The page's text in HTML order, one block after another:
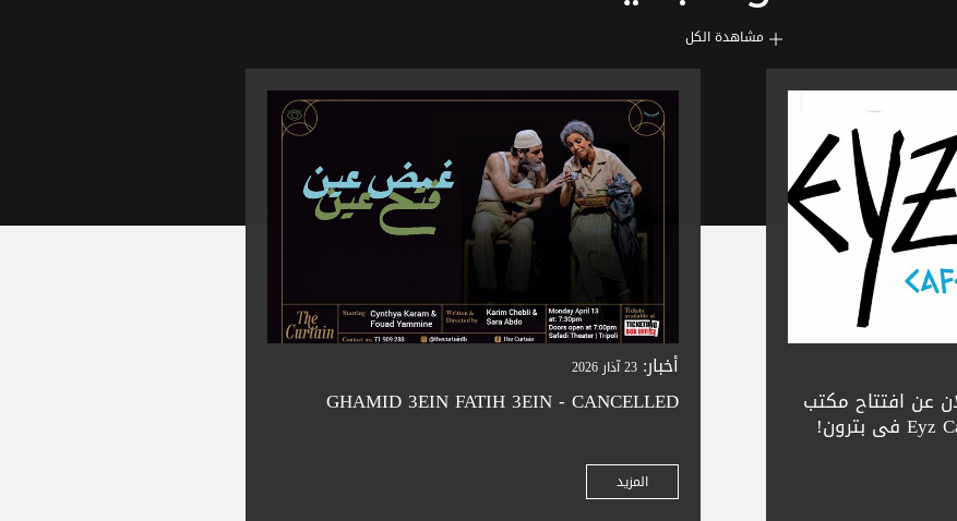
مشاهدة الكل
عن افتتاح مكتب
التذاكر الجديد التابع لنا في Eyz Cafe في بترون!
سلس —
أخبار: 23 آذار 2026
GHAMID 3EIN FATIH 3EIN - CANCELLED
المزيد